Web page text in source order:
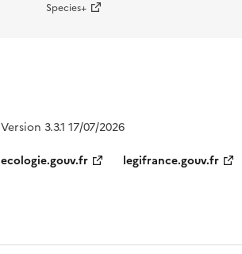
Species+
Version 3.3.1 17/07/2026
ecologie.gouv.fr
legifrance.gouv.fr